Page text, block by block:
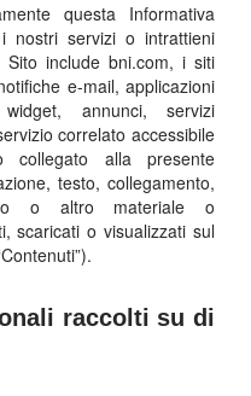
questa Informativa
nostri servizi o intrattieni
include bni.com, i siti
e-mail, applicazioni
annunci, servizi
correlato accessibile
alla presente
testo, collegamento,
o altro materiale o
scaricati o visualizzati sul
raccolti su di